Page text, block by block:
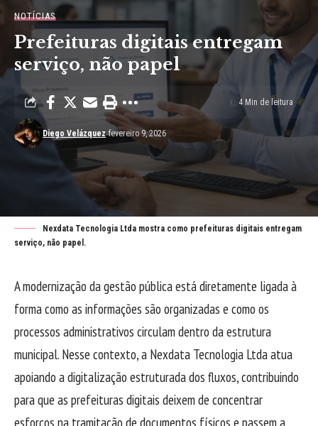
NOTÍCIAS
Prefeituras digitais entregam
serviço, não papel
Diego Velázquez fevereiro 9, 2026
4 Min de leitura
Nexdata Tecnologia Ltda mostra como prefeituras digitais entregam
serviço, não papel.
A modernização da gestão pública está diretamente ligada à
forma como as informações são organizadas e como os
processos administrativos circulam dentro da estrutura
municipal. Nesse contexto, a Nexdata Tecnologia Ltda atua
apoiando a digitalização estruturada dos fluxos, contribuindo
para que as prefeituras digitais deixem de concentrar
esforços na tramitação de documentos físicos e passem a